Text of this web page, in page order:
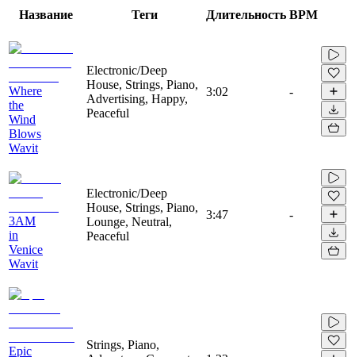
Название Теги Длительность BPM
Where
the
Wind
Blows
Wavit
Electronic/Deep
House, Strings, Piano,
Advertising, Happy,
Peaceful
3:02 -
3AM
in
Venice
Wavit
Electronic/Deep
House, Strings, Piano,
Lounge, Neutral,
Peaceful
3:47 -
Epic
Strings, Piano,